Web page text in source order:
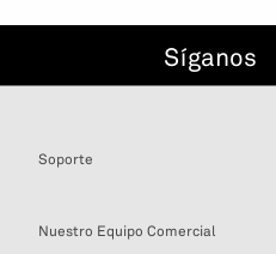
Síganos
Soporte
Nuestro Equipo Comercial